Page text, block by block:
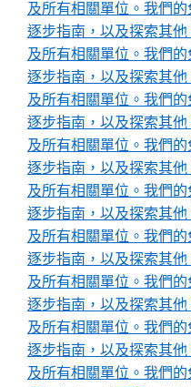
及所有相關單位。我們
逐步指南，以及探索其他
及所有相關單位。我們
逐步指南，以及探索其他
及所有相關單位。我們
逐步指南，以及探索其他
及所有相關單位。我們
逐步指南，以及探索其他
及所有相關單位。我們
逐步指南，以及探索其他
及所有相關單位。我們
逐步指南，以及探索其他
及所有相關單位。我們
逐步指南，以及探索其他
及所有相關單位。我們
逐步指南，以及探索其他
及所有相關單位。我們